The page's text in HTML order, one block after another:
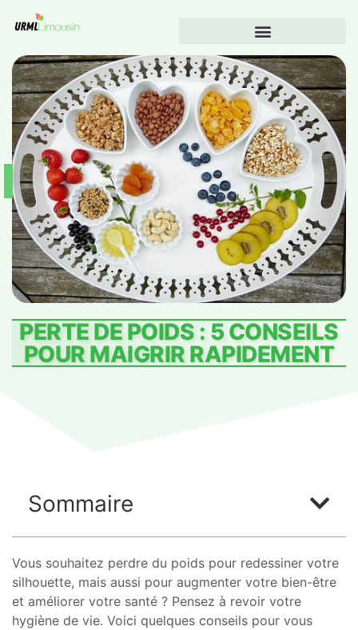
PERTE DE POIDS : 5 CONSEILS
POUR MAIGRIR RAPIDEMENT
Sommaire
Vous souhaitez perdre du poids pour redessiner votre
silhouette, mais aussi pour augmenter votre bien-être
et améliorer votre santé ? Pensez à revoir votre
hygiène de vie. Voici quelques conseils pour vous